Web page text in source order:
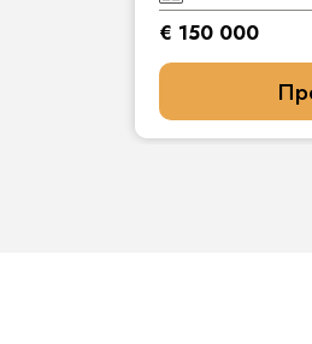
€ 150 000